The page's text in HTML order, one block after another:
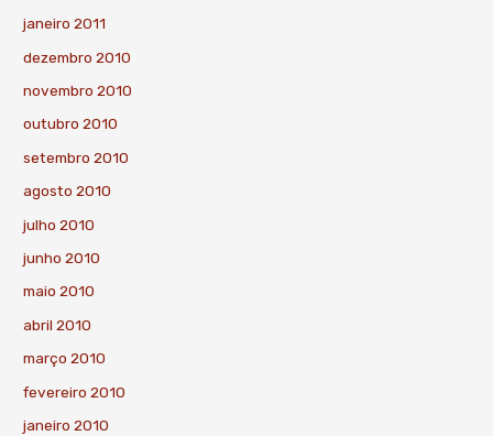
janeiro 2011
dezembro 2010
novembro 2010
outubro 2010
setembro 2010
agosto 2010
julho 2010
junho 2010
maio 2010
abril 2010
março 2010
fevereiro 2010
janeiro 2010